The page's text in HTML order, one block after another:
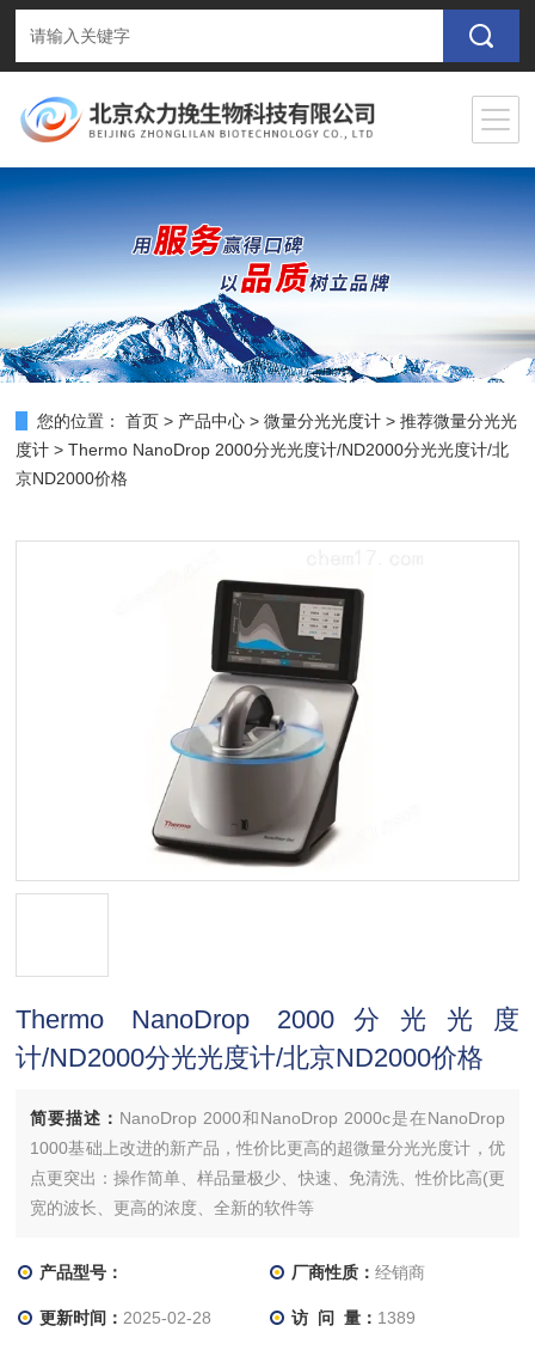
您的位置： 首页 > 产品中心 >微量分光光度计 >推荐微量分光光
度计 > Thermo NanoDrop 2000分光光度计/ND2000分光光度计/北
京ND2000价格
Thermo NanoDrop 2000分光光度
计/ND2000分光光度计/北京ND2000价格
简要描述： NanoDrop 2000和NanoDrop 2000c是在NanoDrop
1000基础上改进的新产品，性价比更高的超微量分光光度计，优
点更突出：操作简单、样品量极少、快速、免清洗、性价比高(更
宽的波长、更高的浓度、全新的软件等
产品型号： 厂商性质： 经销商
更新时间： 2025-02-28 访 问 量： 1389